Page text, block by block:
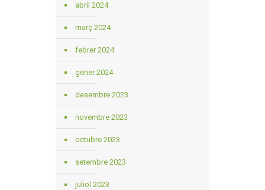
abril 2024
març 2024
febrer 2024
gener 2024
desembre 2023
novembre 2023
octubre 2023
setembre 2023
juliol 2023